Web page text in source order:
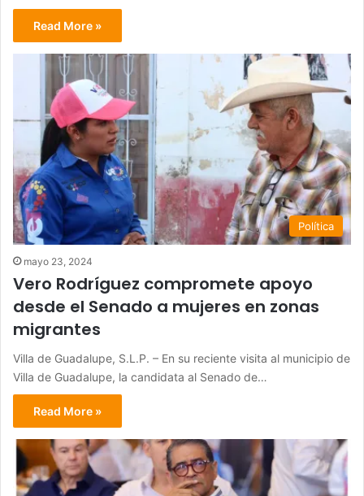
Read More »
Política
mayo 23, 2024
Vero Rodríguez compromete apoyo
desde el Senado a mujeres en zonas
migrantes
Villa de Guadalupe, S.L.P. – En su reciente visita al municipio de
Villa de Guadalupe, la candidata al Senado de…
Read More »